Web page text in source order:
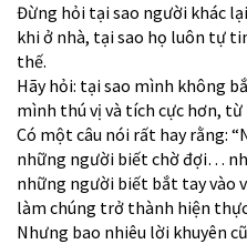
Đừng hỏi tại sao người khác
khi ở nhà, tại sao họ luôn tự
thế.
Hãy hỏi: tại sao mình không
mình thú vị và tích cực hơn, từ
Có một câu nói rất hay rằng:
những người biết chờ đợi…
những người biết bắt tay vào
làm chúng trở thành hiện
Nhưng bao nhiêu lời khuyên